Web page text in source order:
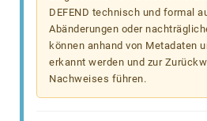
DEFEND technisch und formal
Abänderungen oder
können anhand von Metadaten
erkannt werden und zur
Nachweises führen.